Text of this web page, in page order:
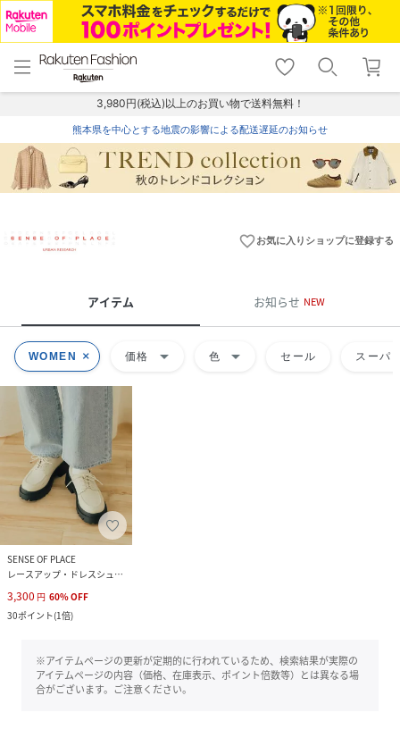
menu home
トップ
shopping_cart lock_outline
ログイン
3,980円(税込)以上のお買い物で送料無料！
熊本県を中心とする地震の影響による配送遅延のお知らせ
favorite_borderお気に入りショップに登録する
アイテム お知らせ NEW
WOMEN 価格 arrow_drop_down 色 arrow_drop_down セール スーパ
SENSE OF PLACE
レースアップ・ドレスシューズ
3,300 円 60%OFF
30ポイント(1倍)
※アイテムページの更新が定期的に行われているため、検索結果が実際の
アイテムページの内容（価格、在庫表示、ポイント倍数等）とは異なる場
合がございます。ご注意ください。